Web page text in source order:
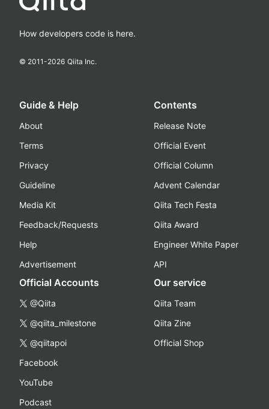
How developers code is here.
© 2011-2026 Qiita Inc.
Guide & Help
About
Terms
Privacy
Guideline
Media Kit
Feedback/Requests
Help
Advertisement
Contents
Release Note
Official Event
Official Column
Advent Calendar
Qiita Tech Festa
Qiita Award
Engineer White Paper
API
Official Accounts
@Qiita
@qiita_milestone
@qiitapoi
Facebook
YouTube
Podcast
Our service
Qiita Team
Qiita Zine
Official Shop